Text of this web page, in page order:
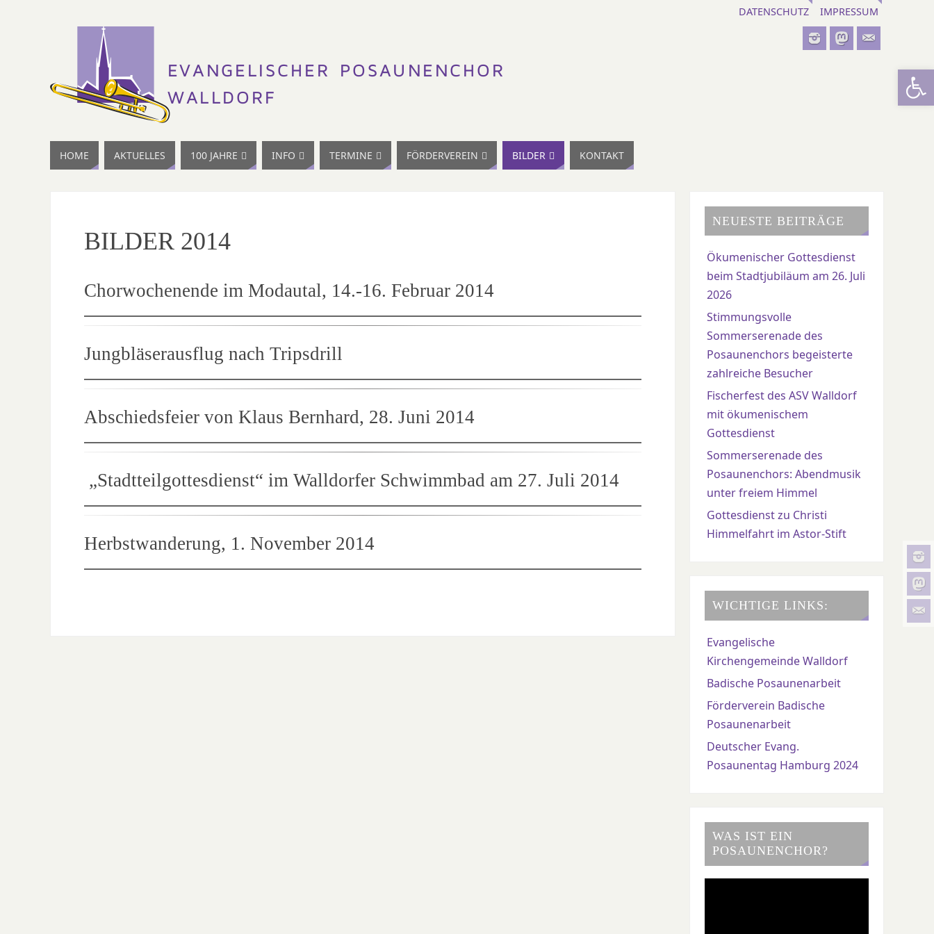
DATENSCHUTZ IMPRESSUM
HOME AKTUELLES 100 JAHRE INFO TERMINE FÖRDERVEREIN BILDER KONTAKT
BILDER 2014
Chorwochenende im Modautal, 14.-16. Februar 2014
Jungbläserausflug nach Tripsdrill
Abschiedsfeier von Klaus Bernhard, 28. Juni 2014
„Stadtteilgottesdienst“ im Walldorfer Schwimmbad am 27. Juli 2014
Herbstwanderung, 1. November 2014
NEUESTE BEITRÄGE
Ökumenischer Gottesdienst
beim Stadtjubiläum am 26. Juli
2026
Stimmungsvolle
Sommerserenade des
Posaunenchors begeisterte
zahlreiche Besucher
Fischerfest des ASV Walldorf
mit ökumenischem
Gottesdienst
Sommerserenade des
Posaunenchors: Abendmusik
unter freiem Himmel
Gottesdienst zu Christi
Himmelfahrt im Astor-Stift
WICHTIGE LINKS:
Evangelische
Kirchengemeinde Walldorf
Badische Posaunenarbeit
Förderverein Badische
Posaunenarbeit
Deutscher Evang.
Posaunentag Hamburg 2024
WAS IST EIN
POSAUNENCHOR?